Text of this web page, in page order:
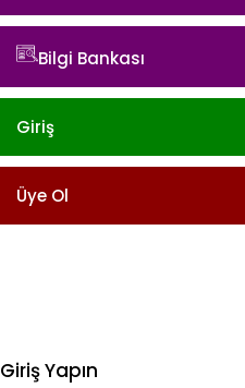
Bilgi Bankası
Giriş
Üye Ol
Giriş Yapın